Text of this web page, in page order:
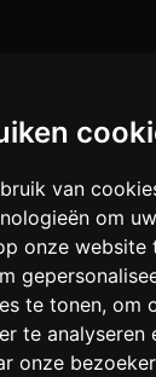
van
om uw
onze website
te tonen, om
te analyseren
onze
Kids
Audio &
Lighting